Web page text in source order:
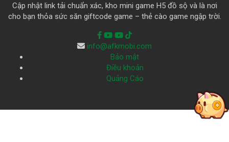
Cập nhật link tải chuẩn xác, kho mini game H5 đồ sộ và là nơi
cho bạn thỏa sức săn giftcode game – thẻ cào game ngập trời.
info@afkmobi.com
Bảo mật
Điều khoản
Quảng Cáo